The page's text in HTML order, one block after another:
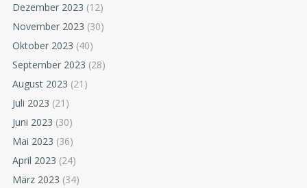
Dezember 2023 (12)
November 2023 (30)
Oktober 2023 (40)
September 2023 (28)
August 2023 (21)
Juli 2023 (21)
Juni 2023 (30)
Mai 2023 (36)
April 2023 (24)
März 2023 (34)